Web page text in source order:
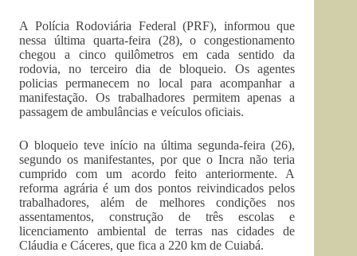
A Polícia Rodoviária Federal (PRF), informou que
nessa última quarta-feira (28), o congestionamento
chegou a cinco quilômetros em cada sentido da
rodovia, no terceiro dia de bloqueio. Os agentes
policias permanecem no local para acompanhar a
manifestação. Os trabalhadores permitem apenas a
passagem de ambulâncias e veículos oficiais.
O bloqueio teve início na última segunda-feira (26),
segundo os manifestantes, por que o Incra não teria
cumprido com um acordo feito anteriormente. A
reforma agrária é um dos pontos reivindicados pelos
trabalhadores, além de melhores condições nos
assentamentos, construção de três escolas e
licenciamento ambiental de terras nas cidades de
Cláudia e Cáceres, que fica a 220 km de Cuiabá.